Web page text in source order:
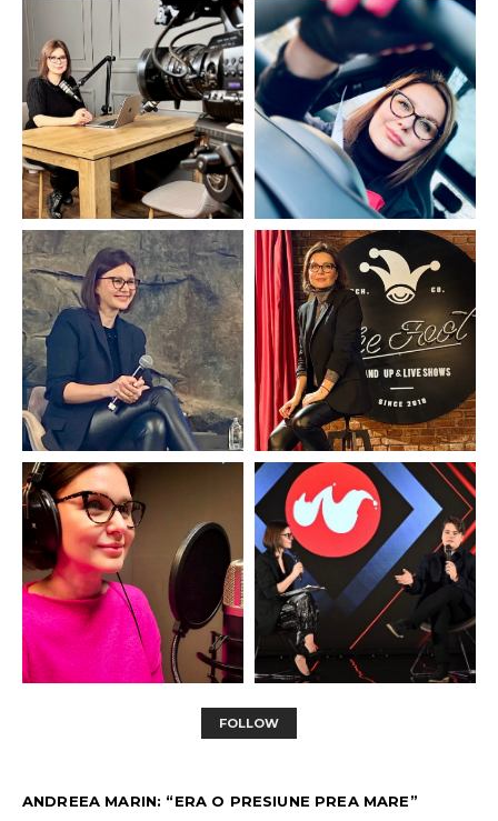
FOLLOW
ANDREEA MARIN: “ERA O PRESIUNE PREA MARE”